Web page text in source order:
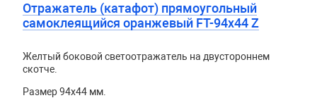
Отражатель (катафот) прямоугольный
самоклеящийся оранжевый FT-94х44 Z
Желтый боковой светоотражатель на двустороннем
скотче.
Размер 94x44 мм.